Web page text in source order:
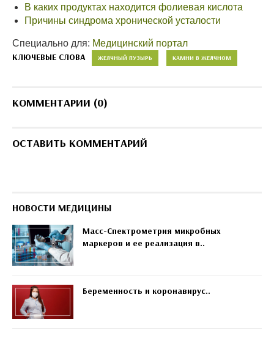
В каких продуктах находится фолиевая кислота
Причины синдрома хронической усталости
Специально для: Медицинский портал
КЛЮЧЕВЫЕ СЛОВА ЖЕЛЧНЫЙ ПУЗЫРЬ КАМНИ В ЖЕЛЧНОМ
КОММЕНТАРИИ (0)
ОСТАВИТЬ КОММЕНТАРИЙ
НОВОСТИ МЕДИЦИНЫ
Масс-Спектрометрия микробных
маркеров и ее реализация в..
Беременность и коронавирус..